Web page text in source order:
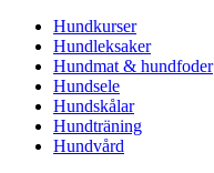
Hundkurser
Hundleksaker
Hundmat & hundfoder
Hundsele
Hundskålar
Hundträning
Hundvård